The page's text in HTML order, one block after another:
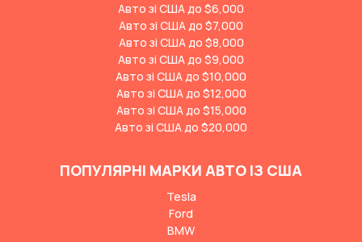
Авто зі США до $6,000
Авто зі США до $7,000
Авто зі США до $8,000
Авто зі США до $9,000
Авто зі США до $10,000
Авто зі США до $12,000
Авто зі США до $15,000
Авто зі США до $20,000
ПОПУЛЯРНІ МАРКИ АВТО ІЗ США
Tesla
Ford
BMW